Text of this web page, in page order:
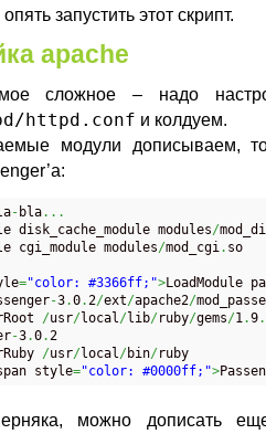
запустить этот скрипт.
apache
сложное – надо
httpd.conf и колдуем.
модули дописываем,
- bla...
disk_cache_module modules/
cgi_module modules/mod_cgi. so
="color: #3366ff;">LoadModule
-3.0.2/ext/apache2/
/usr/local/lib/ruby/gems/1.9.
-3.0.2
/usr/local/bin/
style="color: #0000ff;">
можно дописать